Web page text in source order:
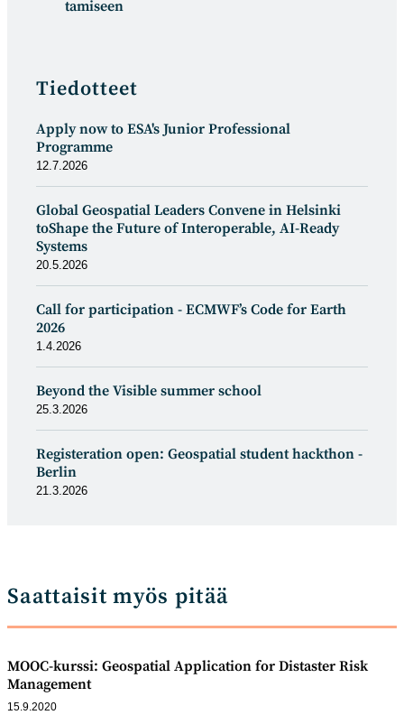
tamiseen
Tiedotteet
Apply now to ESA's Junior Professional
Programme
12.7.2026
Global Geospatial Leaders Convene in Helsinki
toShape the Future of Interoperable, AI-Ready
Systems
20.5.2026
Call for participation - ECMWF’s Code for Earth
2026
1.4.2026
Beyond the Visible summer school
25.3.2026
Registeration open: Geospatial student hackthon -
Berlin
21.3.2026
Saattaisit myös pitää
MOOC-kurssi: Geospatial Application for Distaster Risk
Management
15.9.2020